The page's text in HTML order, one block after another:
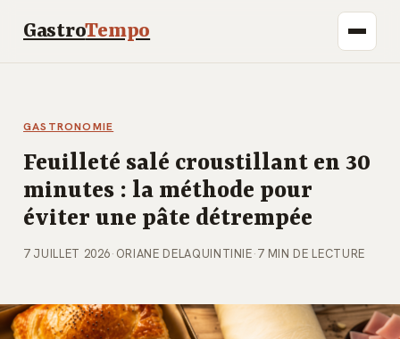
GastroTempo
GASTRONOMIE
Feuilleté salé croustillant en 30
minutes : la méthode pour
éviter une pâte détrempée
7 JUILLET 2026· ORIANE DELAQUINTINIE·7 MIN DE LECTURE